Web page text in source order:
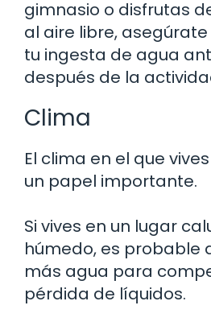
gimnasio o disfrutas
al aire libre,
tu ingesta de agua
después de la
Clima
El clima en el que
un papel importante.
Si vives en un lugar
húmedo, es probable
más agua para
pérdida de líquidos.